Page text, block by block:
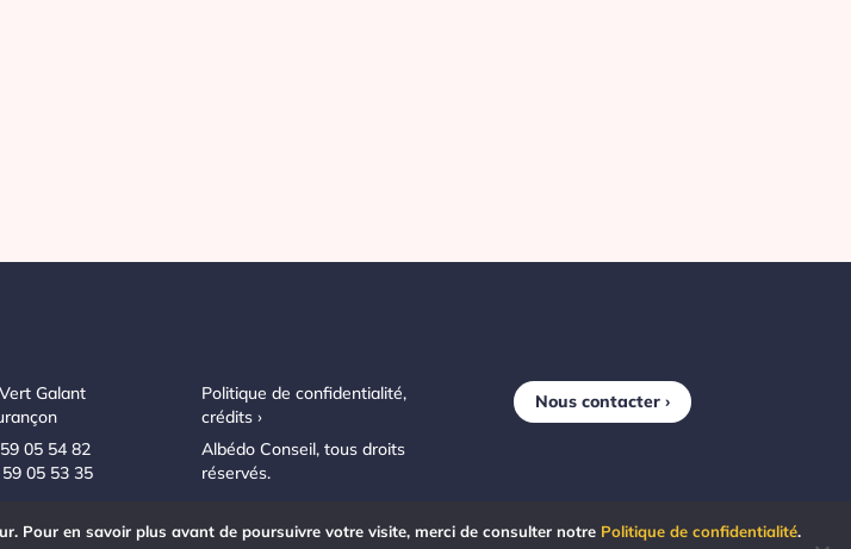
Galant
05 54 82
05 53 35
Politique de confidentialité,
crédits ›
Albédo Conseil, tous droits
réservés.
Nous contacter ›
Pour en savoir plus avant de poursuivre votre visite, merci de consulter notre Politique de confidentialité.